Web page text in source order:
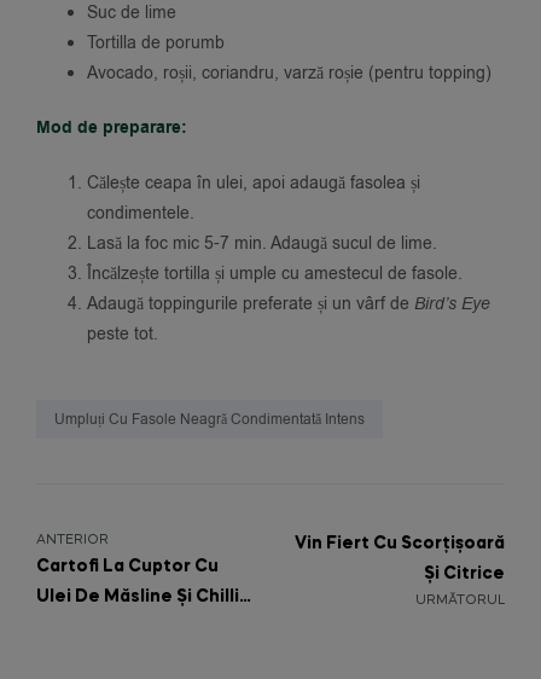
Suc de lime
Tortilla de porumb
Avocado, roșii, coriandru, varză roșie (pentru topping)
Mod de preparare:
Călește ceapa în ulei, apoi adaugă fasolea și
condimentele.
Lasă la foc mic 5-7 min. Adaugă sucul de lime.
Încălzește tortilla și umple cu amestecul de fasole.
Adaugă toppingurile preferate și un vârf de Bird’s Eye
peste tot.
Umpluți Cu Fasole Neagră Condimentată Intens
ANTERIOR
Cartofi La Cuptor Cu
Ulei De Măsline Și Chilli
URMĂTORUL
Vin Fiert Cu Scorțișoară
Și Citrice